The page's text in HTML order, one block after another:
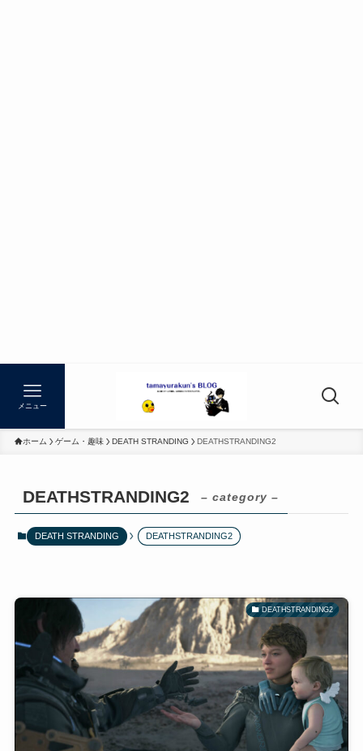
メニュー
ホーム ゲーム・趣味 DEATH STRANDING DEATHSTRANDING2
DEATHSTRANDING2 – category –
DEATH STRANDING DEATHSTRANDING2
DEATHSTRANDING2